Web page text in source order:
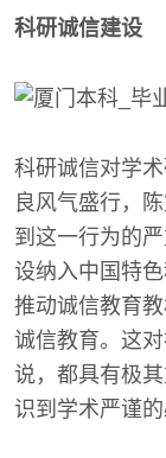
科研诚信建设
科研诚信对学
良风气盛行，
到这一行为的
设纳入中国特
推动诚信教育
诚信教育。这
说，都具有极
识到学术严谨的